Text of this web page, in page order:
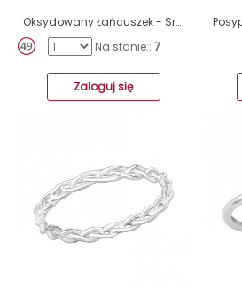
Oksydowany Łańcuszek - Srebro Próby 925 Srebrne Pierścionki A4S46763
Na stanie:: 7
Zaloguj się